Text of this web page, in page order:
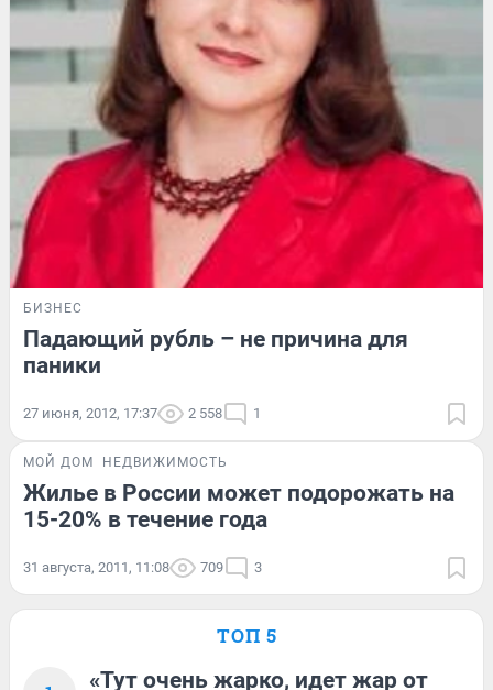
БИЗНЕС
Падающий рубль – не причина для
паники
27 июня, 2012, 17:37 2 558 1
МОЙ ДОМ НЕДВИЖИМОСТЬ
Жилье в России может подорожать на
15-20% в течение года
31 августа, 2011, 11:08 709 3
ТОП 5
«Тут очень жарко, идет жар от